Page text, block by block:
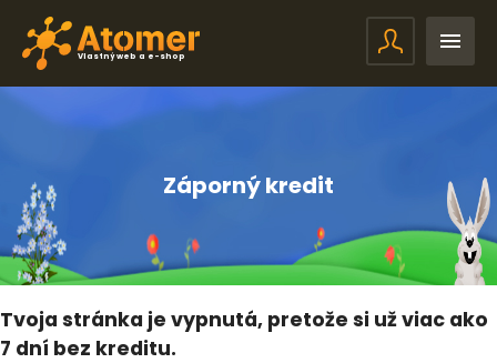
Vlastný web a e-shop
Záporný kredit
Tvoja stránka je vypnutá, pretože si už viac ako
7 dní bez kreditu.